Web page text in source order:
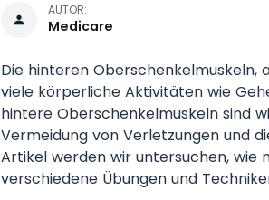
AUTOR:
Medicare
Die hinteren Oberschenkelmuskeln,
viele körperliche Aktivitäten wie
hintere Oberschenkelmuskeln sind
Vermeidung von Verletzungen und
Artikel werden wir untersuchen, wie
verschiedene Übungen und